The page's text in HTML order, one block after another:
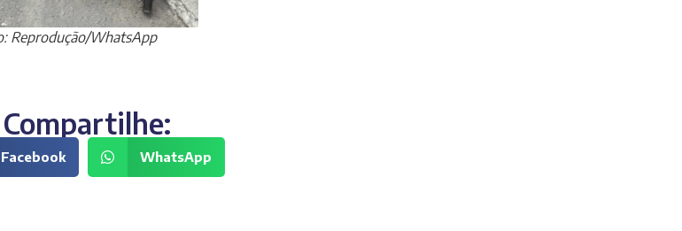
Reprodução/WhatsApp
Compartilhe:
Facebook WhatsApp